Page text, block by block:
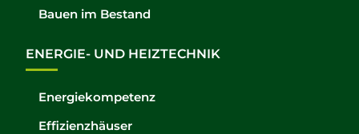
Bauen im Bestand
ENERGIE- UND HEIZTECHNIK
Energiekompetenz
Effizienzhäuser